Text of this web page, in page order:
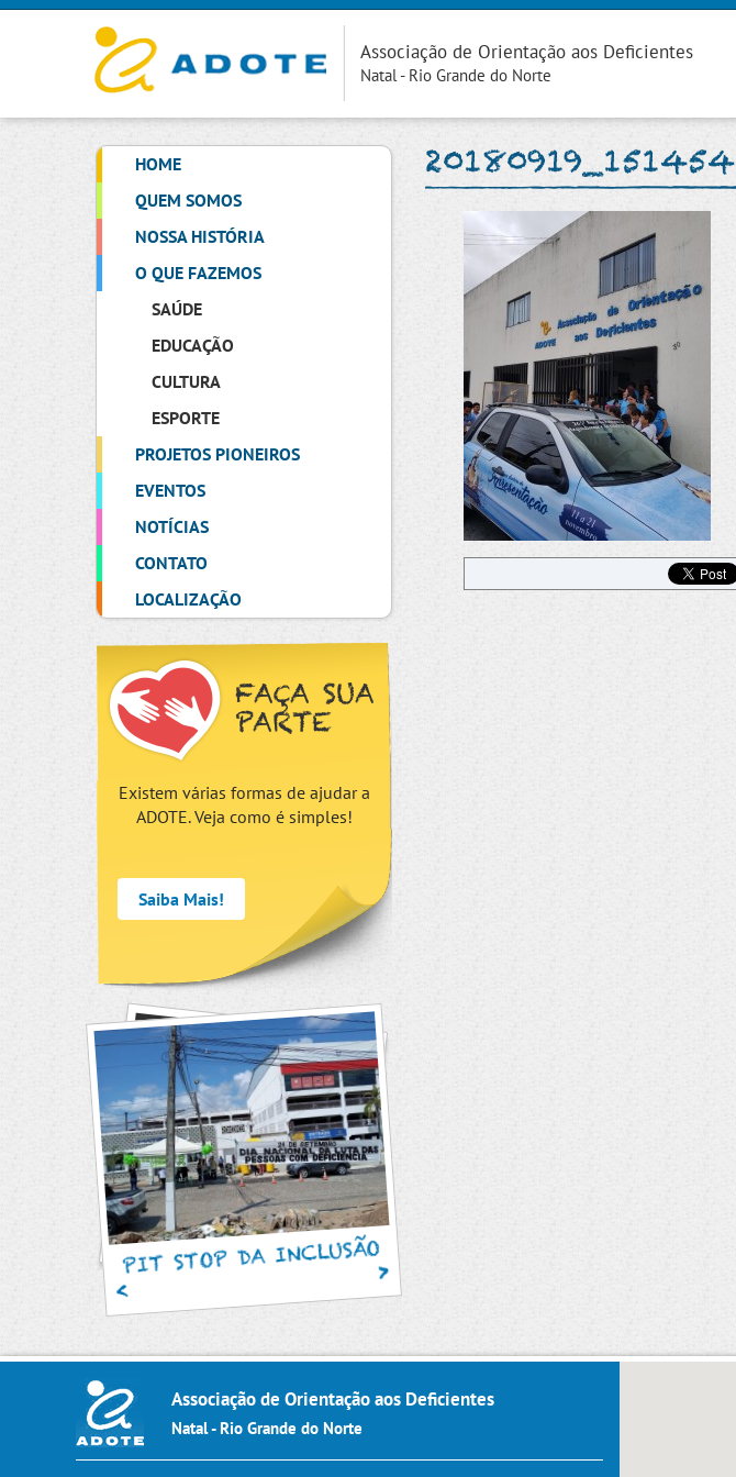
Associação de Orientação aos Deficientes
Natal - Rio Grande do Norte
HOME
QUEM SOMOS
NOSSA HISTÓRIA
O QUE FAZEMOS
SAÚDE
EDUCAÇÃO
CULTURA
ESPORTE
PROJETOS PIONEIROS
EVENTOS
NOTÍCIAS
CONTATO
LOCALIZAÇÃO
FAÇA SUA
PARTE
Existem várias formas de ajudar a
ADOTE. Veja como é simples!
Saiba Mais!
PIT STOP DA INCLUSÃO
20180919_151454
Associação de Orientação aos Deficientes
Natal - Rio Grande do Norte